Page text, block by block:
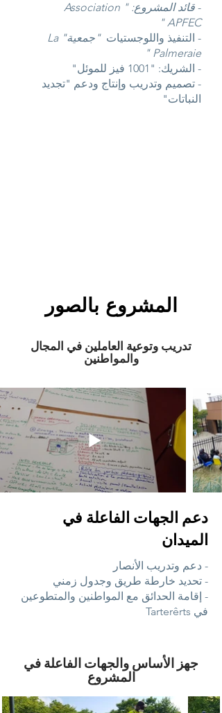
- قائد المشروع: " Association
APFEC
"
- التنفيذ واللوجستيات
"جمعية" La
Palmeraie "
- الشريك: "1001 فيز للموئل"
- تصميم وتدريب وإنتاج ودعم "تجديد
النباتات"
المشروع بالصور
تدريب وتوعية العاملين في المجال
والمواطنين
دعم الجهات الفاعلة في
الميدان
- دعم وتدريب الأنصار
- تحديد خارطة طريق وجدول زمني
- إقامة الحدائق مع المواطنين والمتطوعين
في Tarterêrts
جهز الأساس والجهات الفاعلة في
المشروع